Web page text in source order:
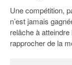
Une compétition,
n’est jamais
relâche à
rapprocher de la